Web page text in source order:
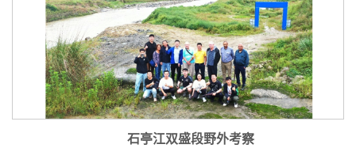
石亭江双盛段野外考察